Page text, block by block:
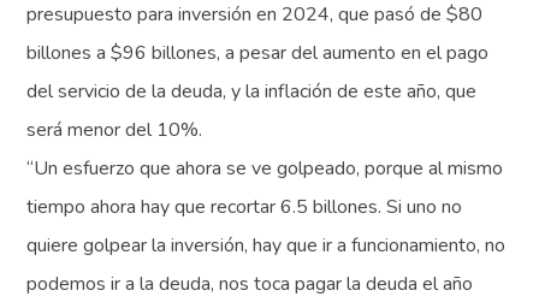
presupuesto para inversión en 2024, que pasó de $80
billones a $96 billones, a pesar del aumento en el pago
del servicio de la deuda, y la inflación de este año, que
será menor del 10%.
“Un esfuerzo que ahora se ve golpeado, porque al mismo
tiempo ahora hay que recortar 6.5 billones. Si uno no
quiere golpear la inversión, hay que ir a funcionamiento, no
podemos ir a la deuda, nos toca pagar la deuda el año